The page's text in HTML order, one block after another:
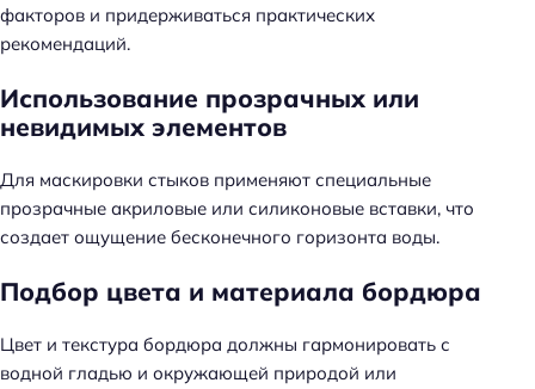
факторов и придерживаться практических
рекомендаций.
Использование прозрачных или
невидимых элементов
Для маскировки стыков применяют специальные
прозрачные акриловые или силиконовые вставки, что
создает ощущение бесконечного горизонта воды.
Подбор цвета и материала бордюра
Цвет и текстура бордюра должны гармонировать с
водной гладью и окружающей природой или